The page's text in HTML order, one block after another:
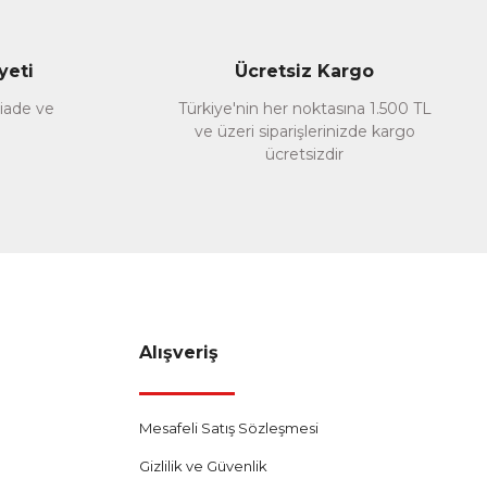
ve
Ücretsiz Kargo
Türkiye'nin her noktasına 1.500 TL
ve üzeri siparişlerinizde kargo
ücretsizdir
Alışveriş
Mesafeli Satış Sözleşmesi
Gizlilik ve Güvenlik